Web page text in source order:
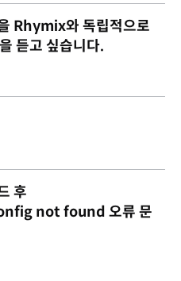
Rhymix와 독립적으로
듣고 싶습니다.
후
not found 오류 문